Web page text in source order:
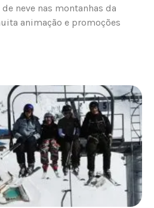
neve nas montanhas da
animação e promoções